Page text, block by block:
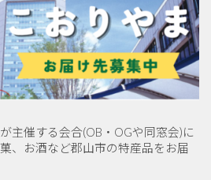
主催する会合(OB・OGや同窓会)に
、お酒など郡山市の特産品をお届